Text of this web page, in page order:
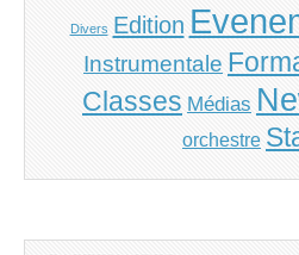
Divers Edition
Instrumentale
Classes Médias
orchestre